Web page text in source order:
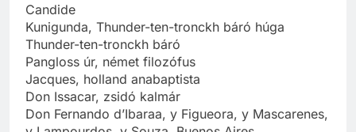
Candide
Kunigunda, Thunder-ten-tronckh báró húga
Thunder-ten-tronckh báró
Pangloss úr, német filozófus
Jacques, holland anabaptista
Don Issacar, zsidó kalmár
Don Fernando d’Ibaraa, y Figueora, y Mascarenes,